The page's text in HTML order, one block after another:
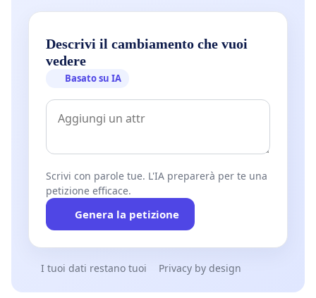
Descrivi il cambiamento che vuoi
vedere
Basato su IA
Scrivi con parole tue. L'IA preparerà per te una
petizione efficace.
Genera la petizione
I tuoi dati restano tuoi Privacy by design